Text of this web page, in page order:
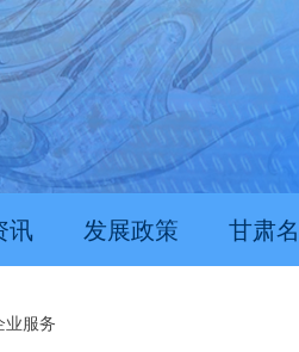
讯 发展政策 甘肃
业服务